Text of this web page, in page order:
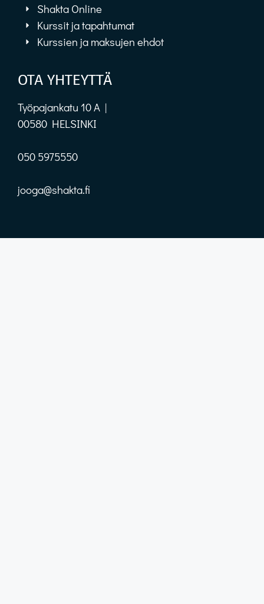
Shakta Online
Kurssit ja tapahtumat
Kurssien ja maksujen ehdot
OTA YHTEYTTÄ
Työpajankatu 10 A |
00580 HELSINKI
050 5975550
jooga@shakta.fi